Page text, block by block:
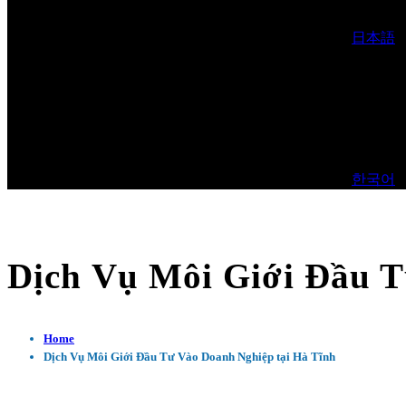
日本語
한국어
Dịch Vụ Môi Giới Đầu
Home
Dịch Vụ Môi Giới Đầu Tư Vào Doanh Nghiệp tại Hà Tĩnh